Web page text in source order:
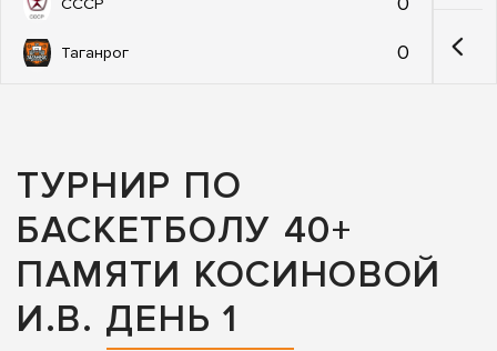
СССР
Таганрог 0
ТУРНИР ПО
БАСКЕТБОЛУ 40+
ПАМЯТИ КОСИНОВОЙ
И.В. ДЕНЬ 1